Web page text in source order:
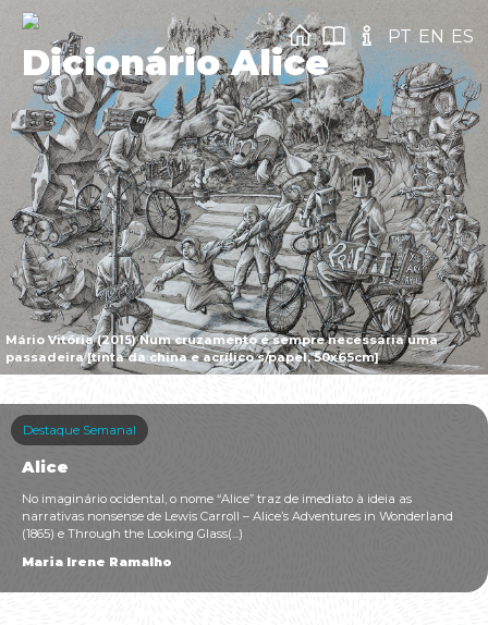
Mário Vitória (2015) Num cruzamento é sempre necessária uma
passadeira [tinta da china e acrílico s/papel, 50x65cm]
Dicionário Alice
PT EN ES
Destaque Semanal
Alice
No imaginário ocidental, o nome “Alice” traz de imediato à ideia as
narrativas nonsense de Lewis Carroll – Alice’s Adventures in Wonderland
(1865) e Through the Looking Glass(...)
Maria Irene Ramalho